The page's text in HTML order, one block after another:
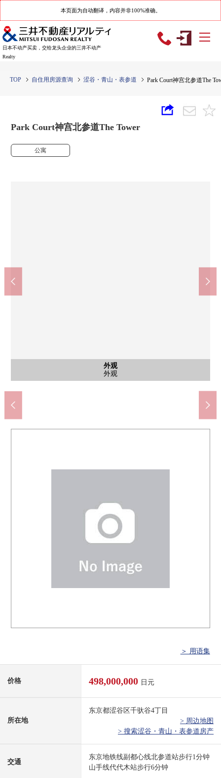
本页面为自动翻译，内容并非100%准确。
日本不动产买卖，交给龙头企业的三井不动产
Realty
TOP 自住用房源查询 涩谷・青山・表参道 Park Court神宫北参道The
Park Court神宫北参道The Tower
公寓
外观
外观
风景
风景(2023年7月左右拍摄)
客厅
客厅(2023年7月左右拍摄)
风景
来自客厅的风景(2023年7月左右拍摄)
客厅
客厅(2023年7月左右拍摄)
厨房
厨房(2023年7月左右拍摄)
卧室
主卧室(2023年7月左右拍摄)
洗脸
洗脸(2023年7月左右拍摄)
公共汽车
公共汽车(2023年7月左右拍摄)
厕所
厕所(2023年7月左右拍摄)
收纳
收纳(2023年7月左右拍摄)
门口
门口(2023年7月左右拍摄)
共有部分
感觉露台
共有部分
感觉露台
共有部分
贵宾室
共有部分
贵宾室
共有部分
高尔夫球休息室
共有部分
电梯间
共有部分
Fitness Room
共有部分
电影休息室
共有部分
银幕露台
共有部分
派对休息室
共有部分
图书休息室
共有部分
图书休息室
共有部分
阁楼休息室
入口
大厅入口车道
入口
Grand入口
入口
Grand入口
外观
外观
＞ 用语集
价格 498,000,000 日元
所在地
东京都涩谷区千驮谷4丁目
> 周边地图
> 搜索涩谷・青山・表参道房产
交通
东京地铁线副都心线北参道站步行1分钟
山手线代代木站步行6分钟